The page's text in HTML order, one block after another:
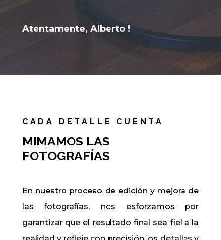
Atentamente, Alberto !
CADA DETALLE CUENTA
MIMAMOS LAS
FOTOGRAFÍAS
En nuestro proceso de edición y mejora de
las fotografías, nos esforzamos por
garantizar que el resultado final sea fiel a la